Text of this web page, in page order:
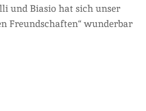
und Biasio hat sich unser
Freundschaften“ wunderbar